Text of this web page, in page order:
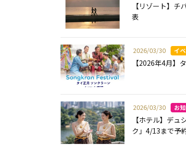
【リゾート】
表
2026/03/30
【2026年4月】
2026/03/30
【ホテル】デ
ク」4/13まで予